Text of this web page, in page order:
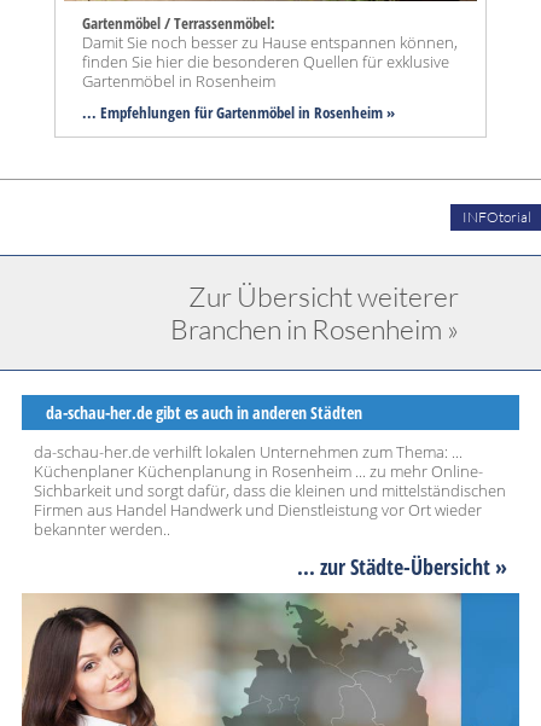
Gartenmöbel / Terrassenmöbel:
Damit Sie noch besser zu Hause entspannen können,
finden Sie hier die besonderen Quellen für exklusive
Gartenmöbel in Rosenheim
... Empfehlungen für Gartenmöbel in Rosenheim »
INFOtorial
Zur Übersicht weiterer
Branchen in Rosenheim »
da-schau-her.de gibt es auch in anderen Städten
da-schau-her.de verhilft lokalen Unternehmen zum Thema: ...
Küchenplaner Küchenplanung in Rosenheim ... zu mehr Online-
Sichbarkeit und sorgt dafür, dass die kleinen und mittelständischen
Firmen aus Handel Handwerk und Dienstleistung vor Ort wieder
bekannter werden..
... zur Städte-Übersicht »